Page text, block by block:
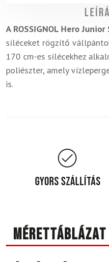
A ROSSIGNOL Hero
síléceket rögzítő
170 cm-es sílécekhez
poliészter, amely
is.
Gyors szállítás
Mérettáblázat